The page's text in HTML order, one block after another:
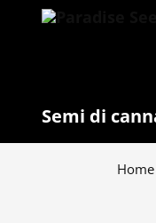
Semi di
Home